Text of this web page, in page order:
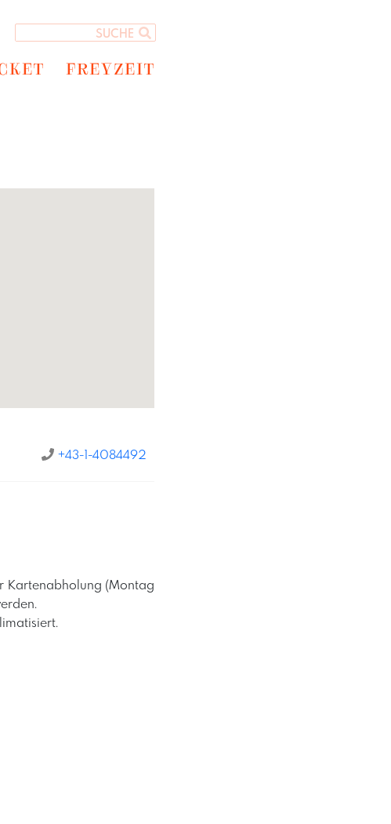
FREYZEIT
+43-1-4084492
Kartenabholung (Montag